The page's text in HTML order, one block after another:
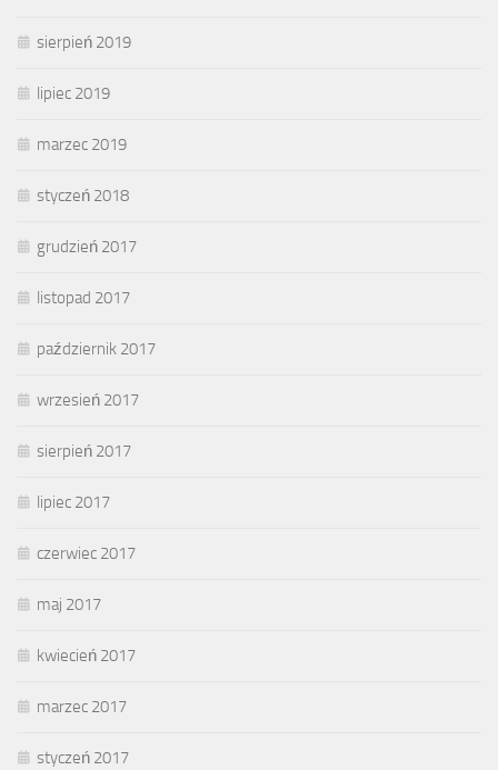
sierpień 2019
lipiec 2019
marzec 2019
styczeń 2018
grudzień 2017
listopad 2017
październik 2017
wrzesień 2017
sierpień 2017
lipiec 2017
czerwiec 2017
maj 2017
kwiecień 2017
marzec 2017
styczeń 2017